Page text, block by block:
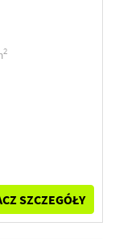
2
SZCZEGÓŁY